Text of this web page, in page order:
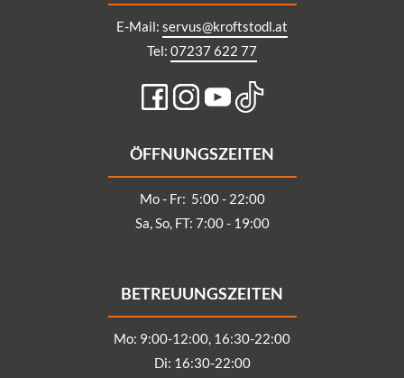
E-Mail: servus@kroftstodl.at
Tel: 07237 622 77
ÖFFNUNGSZEITEN
Mo - Fr: 5:00 - 22:00
Sa, So, FT: 7:00 - 19:00
BETREUUNGSZEITEN
Mo: 9:00-12:00, 16:30-22:00
Di: 16:30-22:00